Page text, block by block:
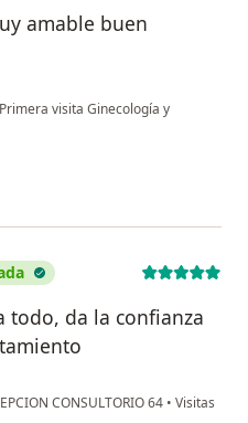
amable buen
Primera visita Ginecología y
todo, da la confianza
CONSULTORIO 64 • Visitas